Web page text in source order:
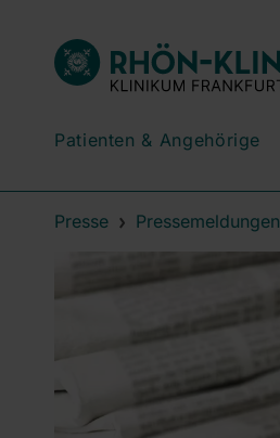
Patienten & Angehörige
Presse Pressemeldungen